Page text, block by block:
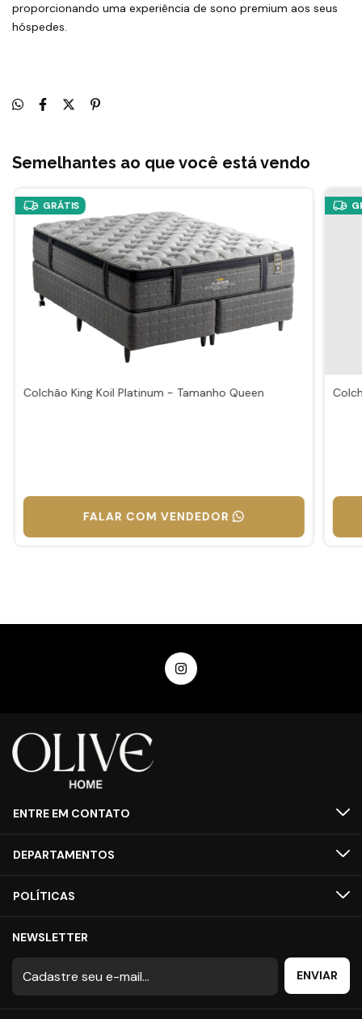
proporcionando uma experiência de sono premium aos seus
hóspedes.
Semelhantes ao que você está vendo
GRÁTIS
Colchão King Koil Platinum - Tamanho Queen
FALAR COM VENDEDOR
ENTRE EM CONTATO
DEPARTAMENTOS
POLÍTICAS
NEWSLETTER